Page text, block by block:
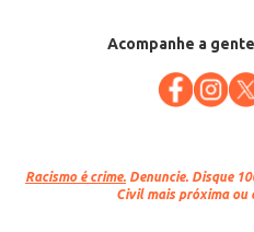
Acompanhe a
Racismo é crime. Denuncie. Disque
Civil mais próxima ou